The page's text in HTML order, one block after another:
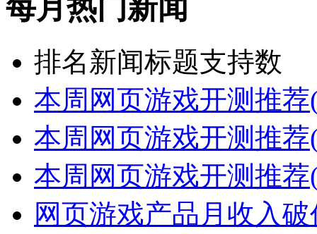
每月热门新闻
排名新闻标题支持数
本周网页游戏开测推荐
本周网页游戏开测推荐
本周网页游戏开测推荐
网页游戏产品月收入